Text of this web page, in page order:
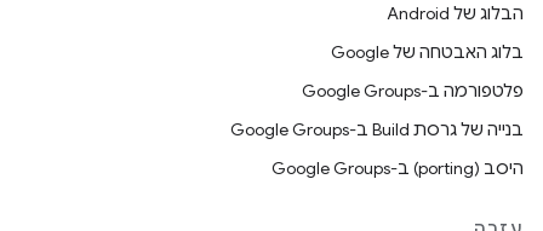
הבלוג של Android
בלוג האבטחה של Google
פלטפורמה ב-Google Groups
בנייה של גרסת Build ב-Google Groups
היסב (porting) ב-Google Groups